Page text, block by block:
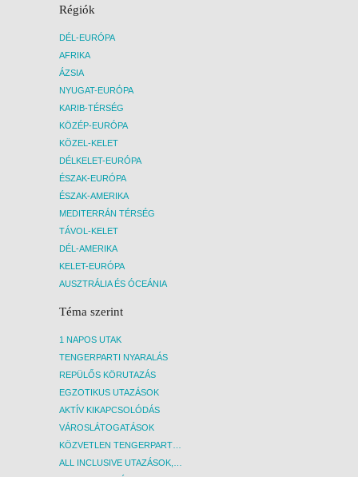
Régiók
DÉL-EURÓPA
AFRIKA
ÁZSIA
NYUGAT-EURÓPA
KARIB-TÉRSÉG
KÖZÉP-EURÓPA
KÖZEL-KELET
DÉLKELET-EURÓPA
ÉSZAK-EURÓPA
ÉSZAK-AMERIKA
MEDITERRÁN TÉRSÉG
TÁVOL-KELET
DÉL-AMERIKA
KELET-EURÓPA
AUSZTRÁLIA ÉS ÓCEÁNIA
Téma szerint
1 NAPOS UTAK
TENGERPARTI NYARALÁS
REPÜLŐS KÖRUTAZÁS
EGZOTIKUS UTAZÁSOK
AKTÍV KIKAPCSOLÓDÁS
VÁROSLÁTOGATÁSOK